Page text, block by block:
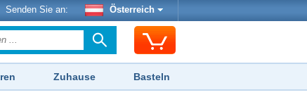
Senden Sie an: Österreich
Zuhause Basteln